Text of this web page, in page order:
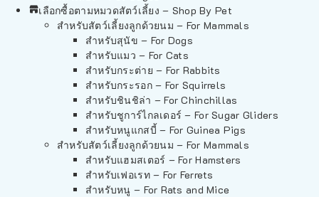
เลือกซื้อตามหมวดสัตว์เลี้ยง – Shop By Pet
สำหรับสัตว์เลี้ยงลูกด้วยนม – For Mammals
สำหรับสุนัข – For Dogs
สำหรับแมว – For Cats
สำหรับกระต่าย – For Rabbits
สำหรับกระรอก – For Squirrels
สำหรับชินชิล่า – For Chinchillas
สำหรับชูการ์ไกลเดอร์ – For Sugar Gliders
สำหรับหนูแกสบี้ – For Guinea Pigs
สำหรับสัตว์เลี้ยงลูกด้วยนม – For Mammals
สำหรับแฮมสเตอร์ – For Hamsters
สำหรับเฟอเรท – For Ferrets
สำหรับหนู – For Rats and Mice